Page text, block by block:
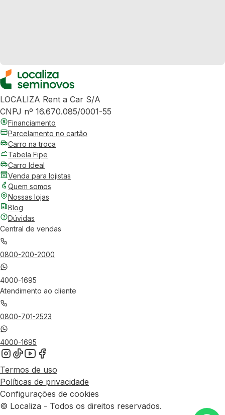
LOCALIZA Rent a Car S/A
CNPJ nº 16.670.085/0001-55
Financiamento
Parcelamento no cartão
Carro na troca
Tabela Fipe
Carro Ideal
Venda para lojistas
Quem somos
Nossas lojas
Blog
Dúvidas
Central de vendas
0800-200-2000
4000-1695
Atendimento ao cliente
0800-701-2523
4000-1695
Termos de uso
Políticas de privacidade
Configurações de cookies
© Localiza - Todos os direitos reservados.